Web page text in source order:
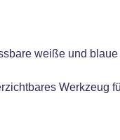
weiße und
Werkzeug